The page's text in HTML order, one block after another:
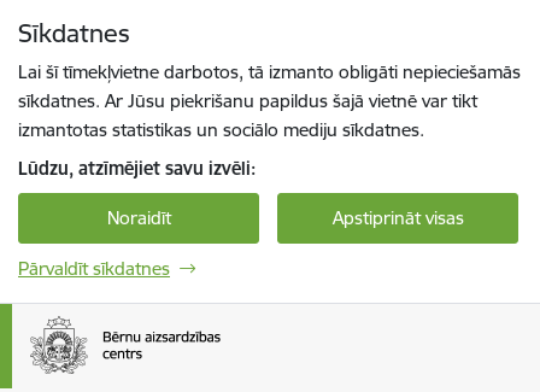
Sīkdatnes
Lai šī tīmekļvietne darbotos, tā izmanto obligāti nepieciešamās
sīkdatnes. Ar Jūsu piekrišanu papildus šajā vietnē var tikt
izmantotas statistikas un sociālo mediju sīkdatnes.
Lūdzu, atzīmējiet savu izvēli:
Noraidīt Apstiprināt visas
Pārvaldīt sīkdatnes